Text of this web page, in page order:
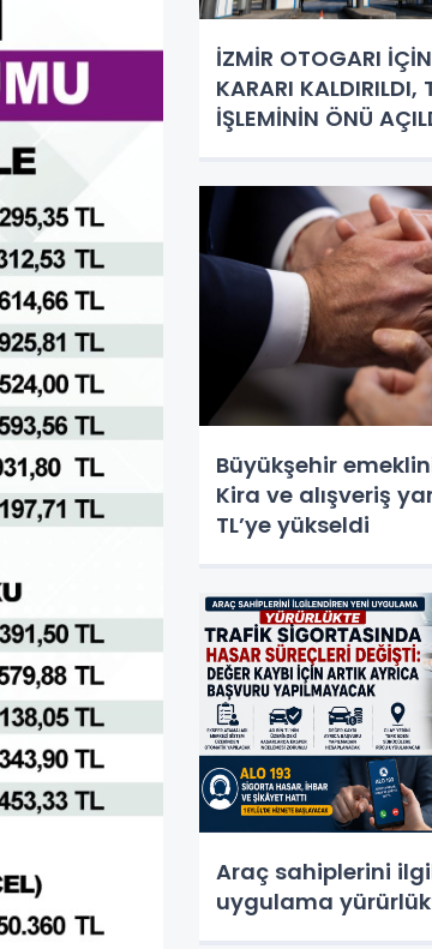
İZMİR OTOGARI
KARARI KALDIRILDI,
İŞLEMİNİN ÖNÜ
Büyükşehir
Kira ve alışveriş
TL’ye yükseldi
Araç sahiplerini
uygulama